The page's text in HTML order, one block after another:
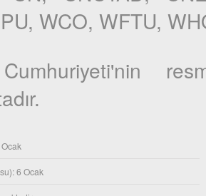
WCO, WFTU,
Cumhuriyeti'nin
6 Ocak